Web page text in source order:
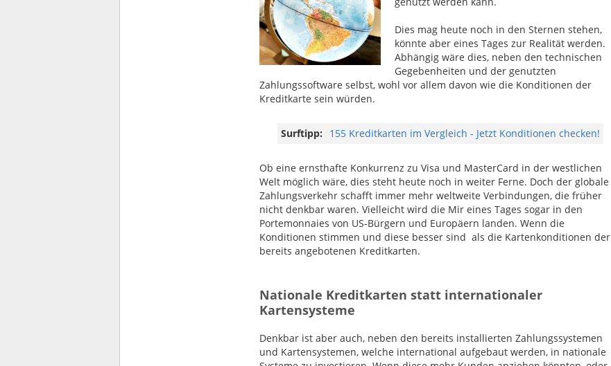
Dies mag heute noch in den Sternen stehen,
könnte aber eines Tages zur Realität werden.
Abhängig wäre dies, neben den technischen
Gegebenheiten und der genutzten
Zahlungssoftware selbst, wohl vor allem davon wie die Konditionen der
Kreditkarte sein würden.
Surftipp: 155 Kreditkarten im Vergleich - Jetzt Konditionen checken!
Ob eine ernsthafte Konkurrenz zu Visa und MasterCard in der westlichen
Welt möglich wäre, dies steht heute noch in weiter Ferne. Doch der globale
Zahlungsverkehr schafft immer mehr weltweite Verbindungen, die früher
nicht denkbar waren. Vielleicht wird die Mir eines Tages sogar in den
Portemonnaies von US-Bürgern und Europäern landen. Wenn die
Konditionen stimmen und diese besser sind als die Kartenkonditionen der
bereits angebotenen Kreditkarten.
Nationale Kreditkarten statt internationaler
Kartensysteme
Denkbar ist aber auch, neben den bereits installierten Zahlungssystemen
und Kartensystemen, welche international aufgebaut werden, in nationale